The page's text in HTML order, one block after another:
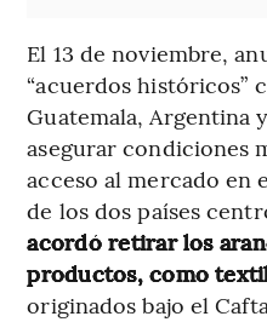
El 13 de noviembre,
“acuerdos históricos”
Guatemala, Argentina
asegurar condiciones
acceso al mercado en
de los dos países
acordó retirar los
productos, como
originados bajo el